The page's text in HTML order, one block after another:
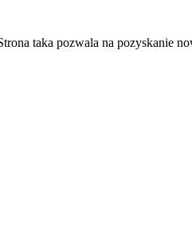
taka pozwala na pozyskanie